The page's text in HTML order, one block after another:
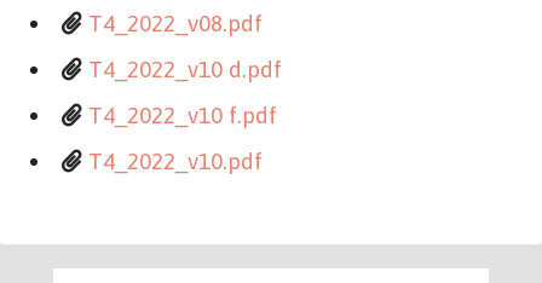
T4_2022_v08.pdf
T4_2022_v10 d.pdf
T4_2022_v10 f.pdf
T4_2022_v10.pdf